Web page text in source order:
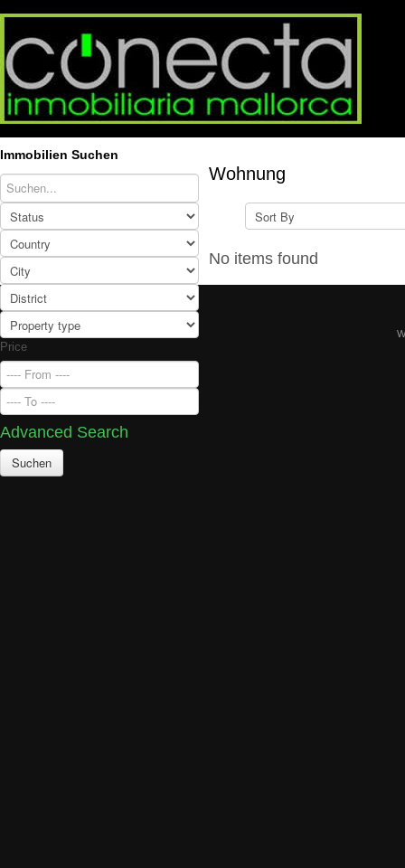
Immobilien Suchen
Price
Advanced Search
Wohnung
No items found